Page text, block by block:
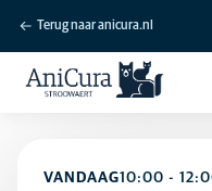
Terug naar anicura.nl
VANDAAG10:00 -